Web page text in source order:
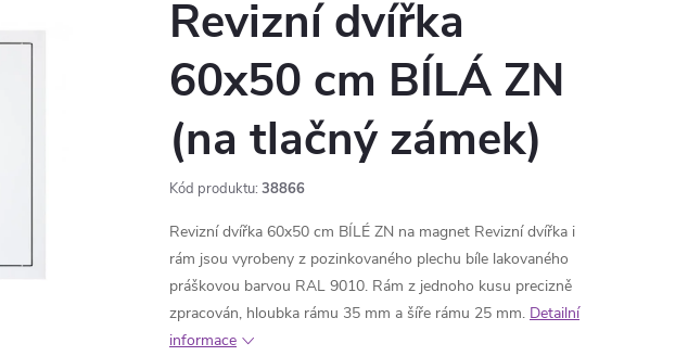
Revizní dvířka
60x50 cm BÍLÁ ZN
(na tlačný zámek)
Kód produktu: 38866
Revizní dvířka 60x50 cm BÍLÉ ZN na magnet Revizní dvířka i
rám jsou vyrobeny z pozinkovaného plechu bíle lakovaného
práškovou barvou RAL 9010. Rám z jednoho kusu precizně
zpracován, hloubka rámu 35 mm a šíře rámu 25 mm. Detailní
informace